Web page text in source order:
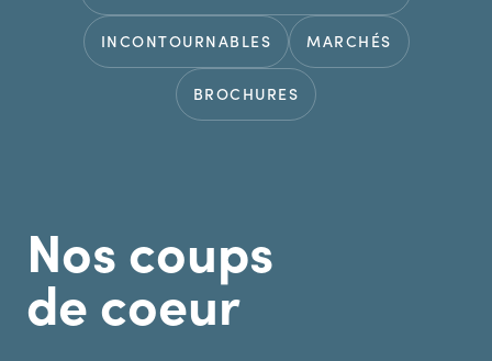
INCONTOURNABLES MARCHÉS
BROCHURES
Nos coups
de coeur